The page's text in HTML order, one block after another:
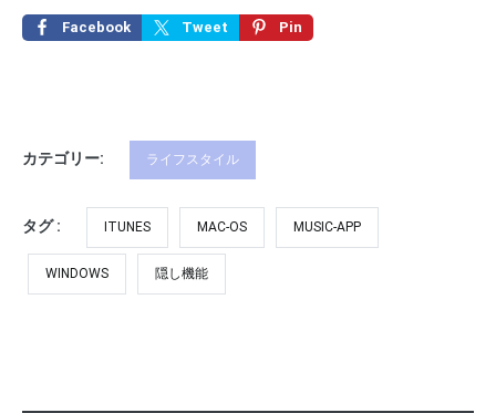
Facebook Tweet Pin
カテゴリー: ライフスタイル
タグ : ITUNES MAC-OS MUSIC-APP
WINDOWS 隠し機能